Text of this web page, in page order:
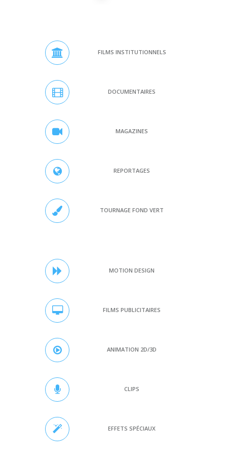
FILMS INSTITUTIONNELS
DOCUMENTAIRES
MAGAZINES
REPORTAGES
TOURNAGE FOND VERT
MOTION DESIGN
FILMS PUBLICITAIRES
ANIMATION 2D/3D
CLIPS
EFFETS SPÉCIAUX